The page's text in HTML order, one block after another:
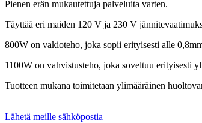
Pienen erän mukautettuja palveluita varten.
Täyttää eri maiden 120 V ja 230 V
800W on vakioteho, joka sopii erityisesti alle
1100W on vahvistusteho, joka soveltuu erityisesti
Tuotteen mukana toimitetaan ylimääräinen
Lähetä meille sähköpostia